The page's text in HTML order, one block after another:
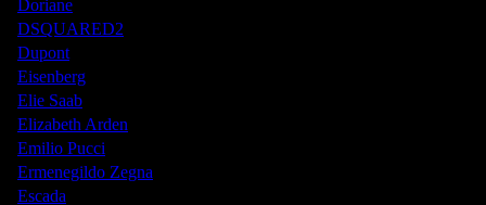
Doriane
DSQUARED2
Dupont
Eisenberg
Elie Saab
Elizabeth Arden
Emilio Pucci
Ermenegildo Zegna
Escada